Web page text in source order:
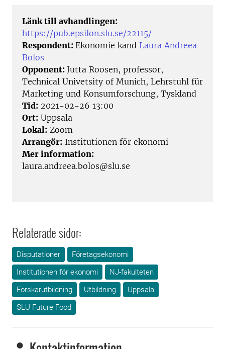
Länk till avhandlingen:
https://pub.epsilon.slu.se/22115/
Respondent: Ekonomie kand Laura Andreea
Bolos
Opponent: Jutta Roosen, professor,
Technical Univetsity of Munich, Lehrstuhl für
Marketing und Konsumforschung, Tyskland
Tid: 2021-02-26 13:00
Ort: Uppsala
Lokal: Zoom
Arrangör: Institutionen för ekonomi
Mer information:
laura.andreea.bolos@slu.se
Relaterade sidor:
Disputationer
Företagsekonomi
Institutionen för ekonomi
NJ-fakulteten
Forskarutbildning
Utbildning
Uppsala
SLU Future Food